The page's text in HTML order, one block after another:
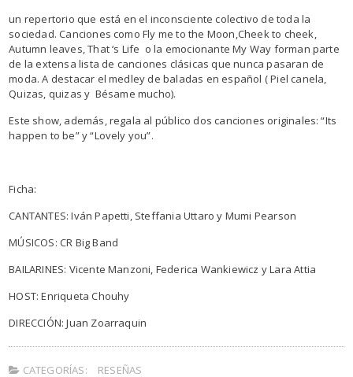
un repertorio que está en el inconsciente colectivo de toda la
sociedad. Canciones como Fly me to the Moon,Cheek to cheek,
Autumn leaves, That ‘s Life o la emocionante My Way forman parte
de la extensa lista de canciones clásicas que nunca pasaran de
moda. A destacar el medley de baladas en español ( Piel canela,
Quizas, quizas y Bésame mucho).
Este show, además, regala al público dos canciones originales: “Its
happen to be” y “Lovely you”.
Ficha:
CANTANTES: Iván Papetti, Steffania Uttaro y Mumi Pearson
MÚSICOS: CR Big Band
BAILARINES: Vicente Manzoni, Federica Wankiewicz y Lara Attia
HOST: Enriqueta Chouhy
DIRECCIÓN: Juan Zoarraquin
CATEGORÍAS: RESEÑAS